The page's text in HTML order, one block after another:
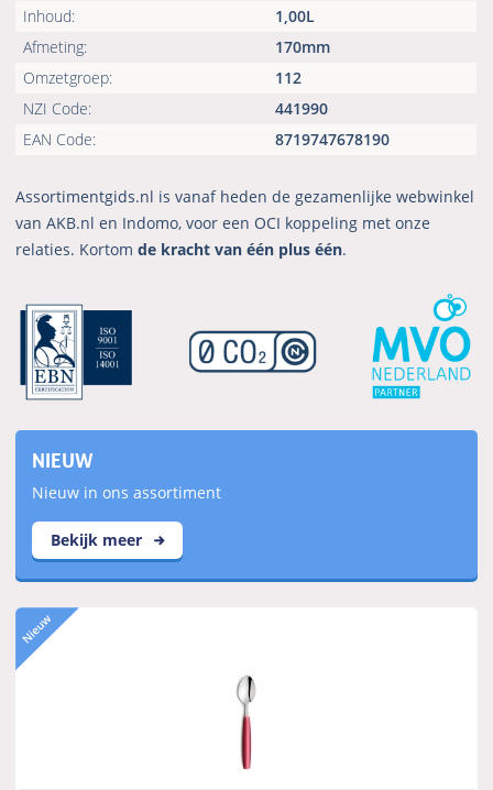
Inhoud:
1,00L
Afmeting:
170mm
Omzetgroep:
112
NZI Code:
441990
EAN Code:
8719747678190
Assortimentgids.nl is vanaf heden de gezamenlijke webwinkel
van AKB.nl en Indomo, voor een OCI koppeling met onze
relaties. Kortomde kracht van één plus één.
NIEUW
Nieuw in ons assortiment
Bekijk meer